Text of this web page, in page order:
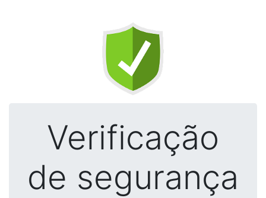
Verificação
de segurança